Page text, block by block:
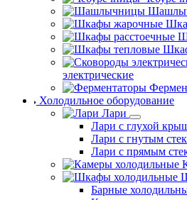
электрические
Холодильное оборудование
Лари
Лари с глухой
Лари с гнутым
Лари с прямым
Барные